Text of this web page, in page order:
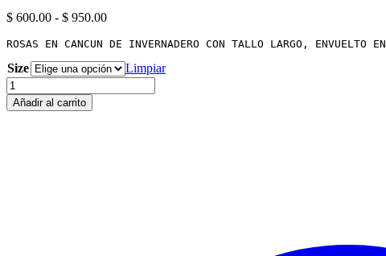
$ 600.00 - $ 950.00Rango
precios:
desde
$ 600.00
ROSAS EN CANCUN DE INVERNADERO CON TALLO LARGO,
Size
Limpiar
The
Bouquet
cantidad
Añadir al carrito